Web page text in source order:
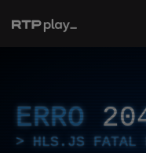
ERRO
HLS.JS FATAL